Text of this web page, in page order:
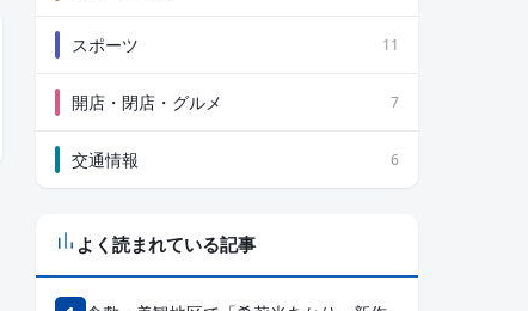
スポーツ 11
開店・閉店・グルメ 7
交通情報 6
よく読まれている記事